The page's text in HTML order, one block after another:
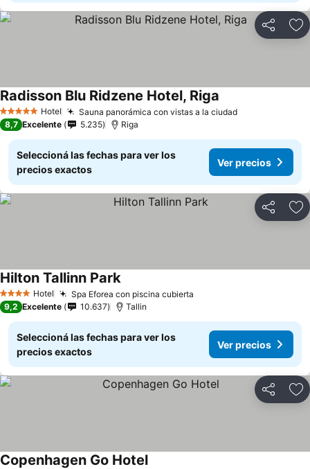
Compartir
5 Estrellas Hotel Sauna panorámica con vistas a la ciudad
Radisson Blu Ridzene Hotel, Riga
8,7 Excelente 5.235 Riga
Seleccioná las fechas para ver los
precios exactos
Ver precios
Compartir
4 EstrellasHotel Spa Eforea con piscina cubierta
Hilton Tallinn Park
9,2 Excelente 10.637 Tallin
Seleccioná las fechas para ver los
precios exactos
Ver precios
Compartir
Copenhagen Go Hotel